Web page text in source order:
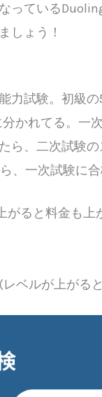
っている
しょう！
力試験。初級
かれてる。一
ら、二次試験
、一次試験に合
がると料金も上
ベルが上がる